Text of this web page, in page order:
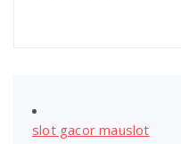
slot gacor mauslot